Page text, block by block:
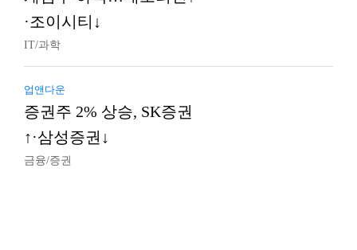
·조이시티↓
IT/과학
업앤다운
증권주 2% 상승, SK증권
↑·삼성증권↓
금융/증권